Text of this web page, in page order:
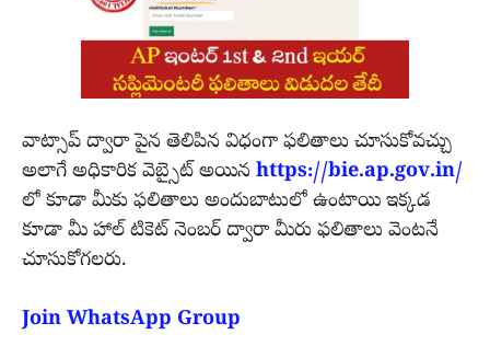
వాట్సాప్ ద్వారా పైన తెలిపిన విధంగా ఫలితాలు చూసుకోవచ్చు
అలాగే అధికారిక వెబ్సైట్ అయిన https://bie.ap.gov.in/
లో కూడా మీకు ఫలితాలు అందుబాటులో ఉంటాయి ఇక్కడ
కూడా మీ హాల్ టికెట్ నెంబర్ ద్వారా మీరు ఫలితాలు వెంటనే
చూసుకోగలరు.
Join WhatsApp Group